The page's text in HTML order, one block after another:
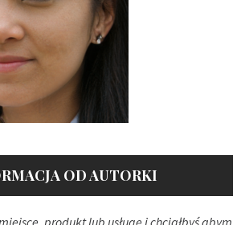
OD AUTORKI
produkt lub usługę i chciałbyś abym